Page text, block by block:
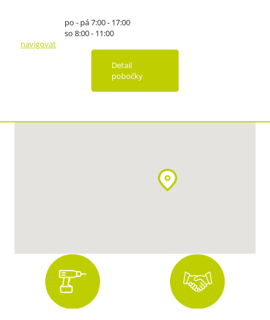
po - pá 7:00 - 17:00
so 8:00 - 11:00
navigovat
Detail
pobočky